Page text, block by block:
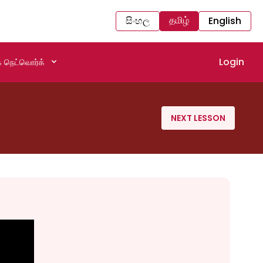
සිංහල தமிழ் English
நெட்வொர்க் Login
NEXT LESSON